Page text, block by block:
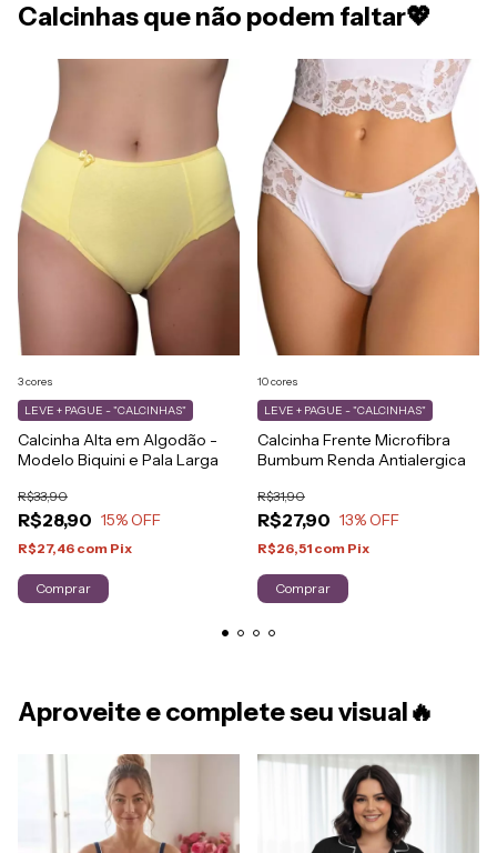
Calcinhas que não podem faltar💖
Calcinha Alta em Algodão -
Modelo Biquini e Pala Larga
R$28,90
R$33,90
15% OFF
LEVE + PAGUE - "CALCINHAS"
R$27,46 com Pix
3 cores
Comprar
Calcinha Frente Microfibra
Bumbum Renda Antialergica
R$27,90
R$31,90
13% OFF
LEVE + PAGUE - "CALCINHAS"
R$26,51 com Pix
10 cores
Comprar
Aproveite e complete seu visual🔥